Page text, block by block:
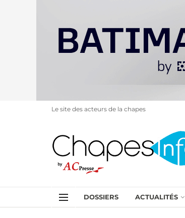
Le site des acteurs de la chapes
DOSSIERS ACTUALITÉS